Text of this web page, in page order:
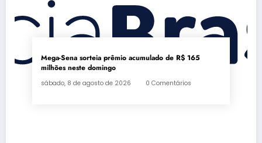
Mega-Sena sorteia prêmio acumulado de R$ 165
milhões neste domingo
sábado, 8 de agosto de 2026 0 Comentários